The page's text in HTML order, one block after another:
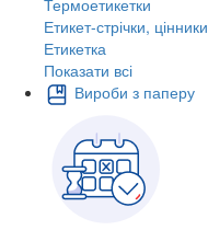
Етикет-стрічки, цінники
Етикетка
Показати всі
Вироби з паперу